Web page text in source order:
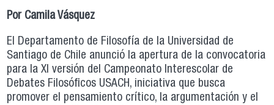
Por Camila Vásquez
El Departamento de Filosofía de la Universidad de
Santiago de Chile anunció la apertura de la convocatoria
para la XI versión del Campeonato Interescolar de
Debates Filosóficos USACH, iniciativa que busca
promover el pensamiento crítico, la argumentación y el